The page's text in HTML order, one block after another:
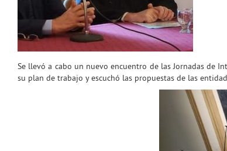
Se llevó a cabo un nuevo encuentro de las Jornadas de
su plan de trabajo y escuchó las propuestas de las